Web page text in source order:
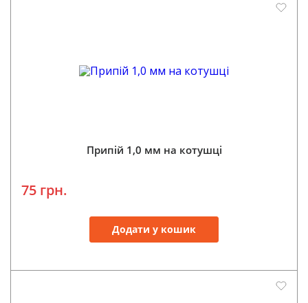
Припій 1,0 мм на котушці
75 грн.
Додати у кошик